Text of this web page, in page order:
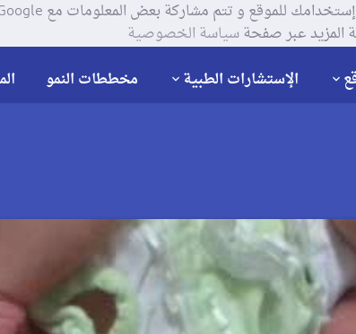
عبر صفحةسياسة الخصوصية
الإستشارات الطبية مخططات النمو